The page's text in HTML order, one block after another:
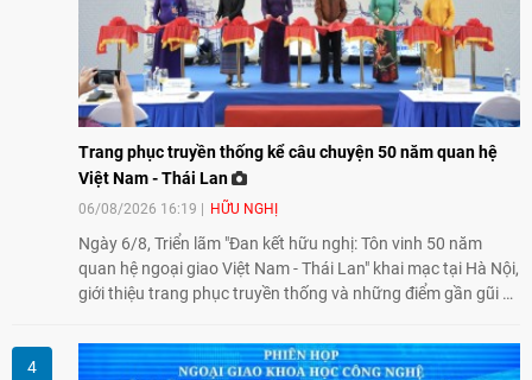
Trang phục truyền thống kể câu chuyện 50 năm quan hệ
Việt Nam - Thái Lan
06/08/2026 16:19 HỮU NGHỊ
Ngày 6/8, Triển lãm "Đan kết hữu nghị: Tôn vinh 50 năm
quan hệ ngoại giao Việt Nam - Thái Lan" khai mạc tại Hà Nội,
giới thiệu trang phục truyền thống và những điểm gần gũi về
giao lưu nhân dân trong chặng đường nửa thế kỷ quan hệ
song phương.